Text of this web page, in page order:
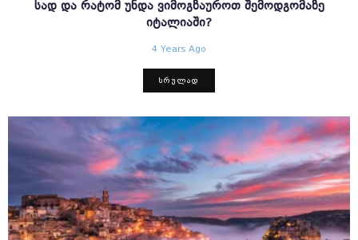
ᲡᲐᲓ ᲓᲐ ᲠᲐᲢᲝᲛ ᲣᲜᲓᲐ ᲕᲘᲛᲝᲒᲖᲐᲣᲠᲝᲗ ᲨᲔᲛᲝᲓᲒᲝᲛᲐᲖᲔ
ᲘᲢᲐᲚᲘᲐᲨᲘ?
4 Years Ago
ᲡᲠᲣᲚᲐᲓ